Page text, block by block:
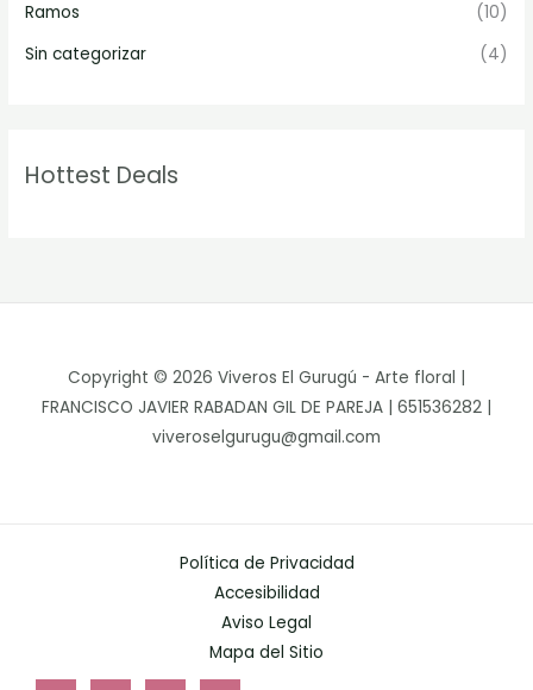
Ramos
(10)
Sin categorizar
(4)
Hottest Deals
Copyright © 2026 Viveros El Gurugú - Arte floral |
FRANCISCO JAVIER RABADAN GIL DE PAREJA | 651536282 |
viveroselgurugu@gmail.com
Política de Privacidad
Accesibilidad
Aviso Legal
Mapa del Sitio